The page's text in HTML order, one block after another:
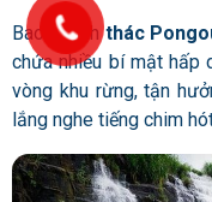
Bao quanhthác
chứa nhiều bí mật hấp
vòng khu rừng, tận
lắng nghe tiếng chim